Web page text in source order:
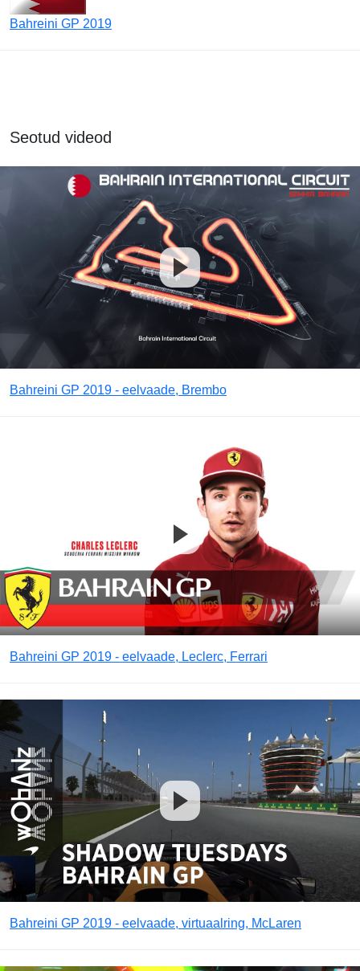
Bahreini GP 2019
Seotud videod
Bahreini GP 2019 - eelvaade, Brembo
Bahreini GP 2019 - eelvaade, Leclerc, Ferrari
Bahreini GP 2019 - eelvaade, virtuaalring, McLaren